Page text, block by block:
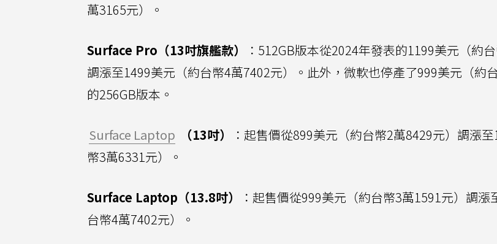
萬3165元）。
Surface Pro（13吋旗艦款）
：512GB版本從2024年發表的1199美元（約台
調漲至1499美元（約台幣4萬7402元）。此外，微軟也停產了999美元（約台
的256GB版本。
Surface Laptop （13吋）
：起售價從899美元（約台幣2萬8429元）調漲
幣3萬6331元）。
Surface Laptop（13.8吋）
：起售價從999美元（約台幣3萬1591元）調漲
台幣4萬7402元）。